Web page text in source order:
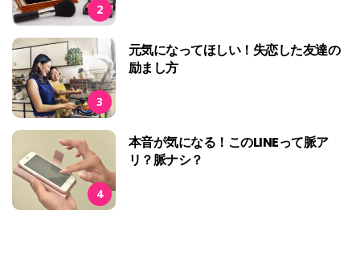
2
3
元気になってほしい！失恋した友達の
励まし方
4
本音が気になる！このLINEって脈ア
リ？脈ナシ？